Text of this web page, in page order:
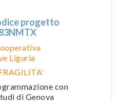
progetto
Liguria
con
di Genova